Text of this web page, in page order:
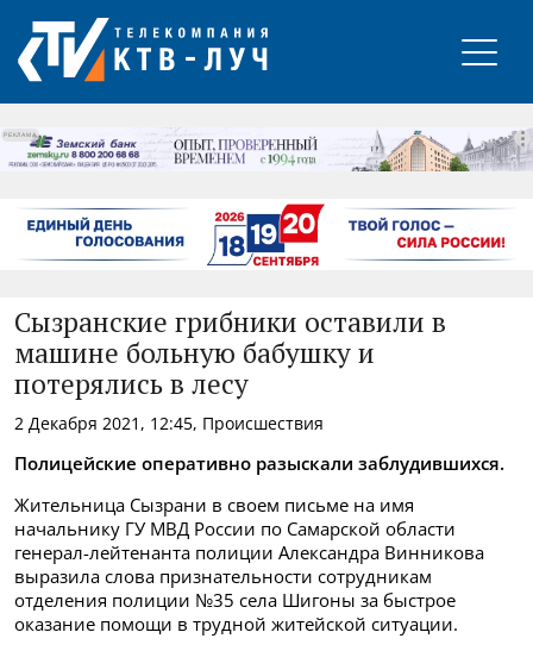
РЕКЛАМА
Сызранские грибники оставили в
машине больную бабушку и
потерялись в лесу
2 Декабря 2021, 12:45, Происшествия
Полицейские оперативно разыскали заблудившихся.
Жительница Сызрани в своем письме на имя
начальнику ГУ МВД России по Самарской области
генерал-лейтенанта полиции Александра Винникова
выразила слова признательности сотрудникам
отделения полиции №35 села Шигоны за быстрое
оказание помощи в трудной житейской ситуации.